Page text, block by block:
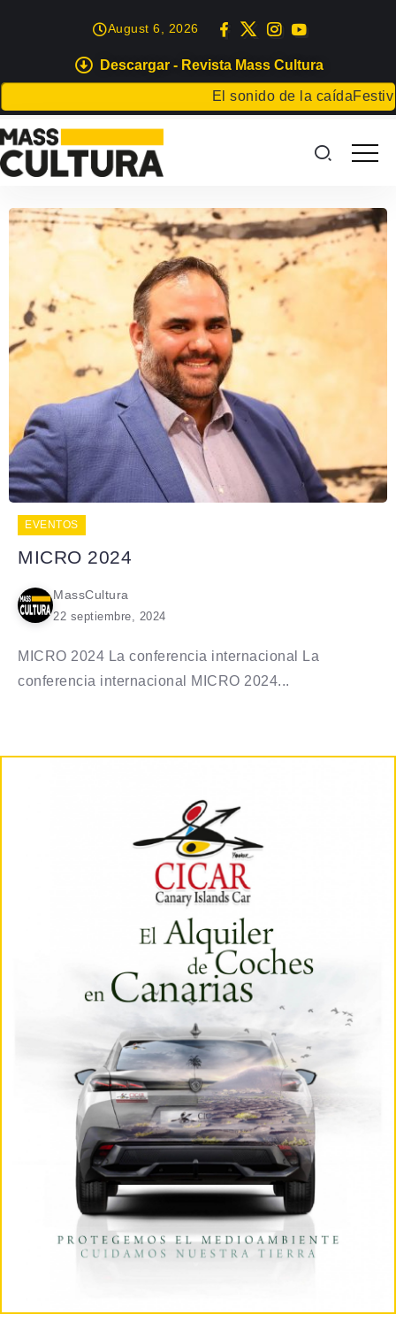
Descargar - Revista Mass Cultura
El sonido de la caídaFestival
August 6, 2026
EVENTOS
MICRO 2024
MassCultura
22 septiembre, 2024
MICRO 2024 La conferencia internacional La
conferencia internacional MICRO 2024...